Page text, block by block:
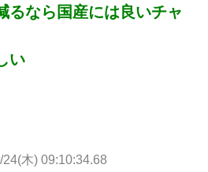
るなら国産には良いチャ
い
24(木) 09:10:34.68